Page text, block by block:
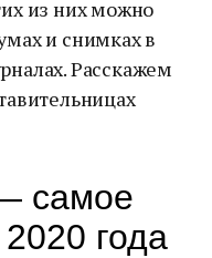
из них можно
и снимках в
Расскажем
самое
года